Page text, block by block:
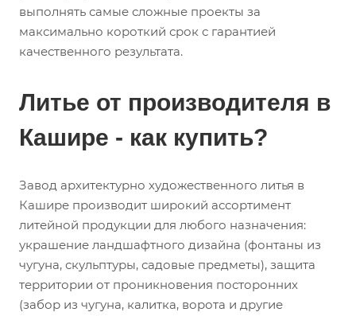
выполнять самые сложные проекты за
максимально короткий срок с гарантией
качественного результата.
Литье от производителя в
Кашире - как купить?
Завод архитектурно художественного литья в
Кашире производит широкий ассортимент
литейной продукции для любого назначения:
украшение ландшафтного дизайна (фонтаны из
чугуна, скульптуры, садовые предметы), защита
территории от проникновения посторонних
(забор из чугуна, калитка, ворота и другие